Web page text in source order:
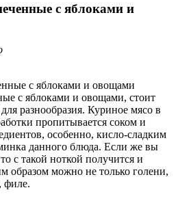
с яблоками и
с яблоками и овощами, стоит
разнообразия. Куриное мясо в
пропитывается соком и
особенно, кисло-сладким
данного блюда. Если же вы
с такой ноткой получится и
образом можно не только голени,
филе.